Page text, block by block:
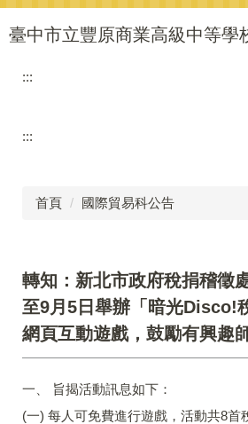
跳
到
臺中市立豐原商業高級中等學
:::
:::
首頁 國際貿易科公告
轉知：新北市政府稅捐稽徵
至9月5日舉辦「暗光Disco!
網頁互動遊戲，鼓勵有興趣
一、 旨揭活動訊息如下：
(一) 每人可免費進行遊戲，活動共8首